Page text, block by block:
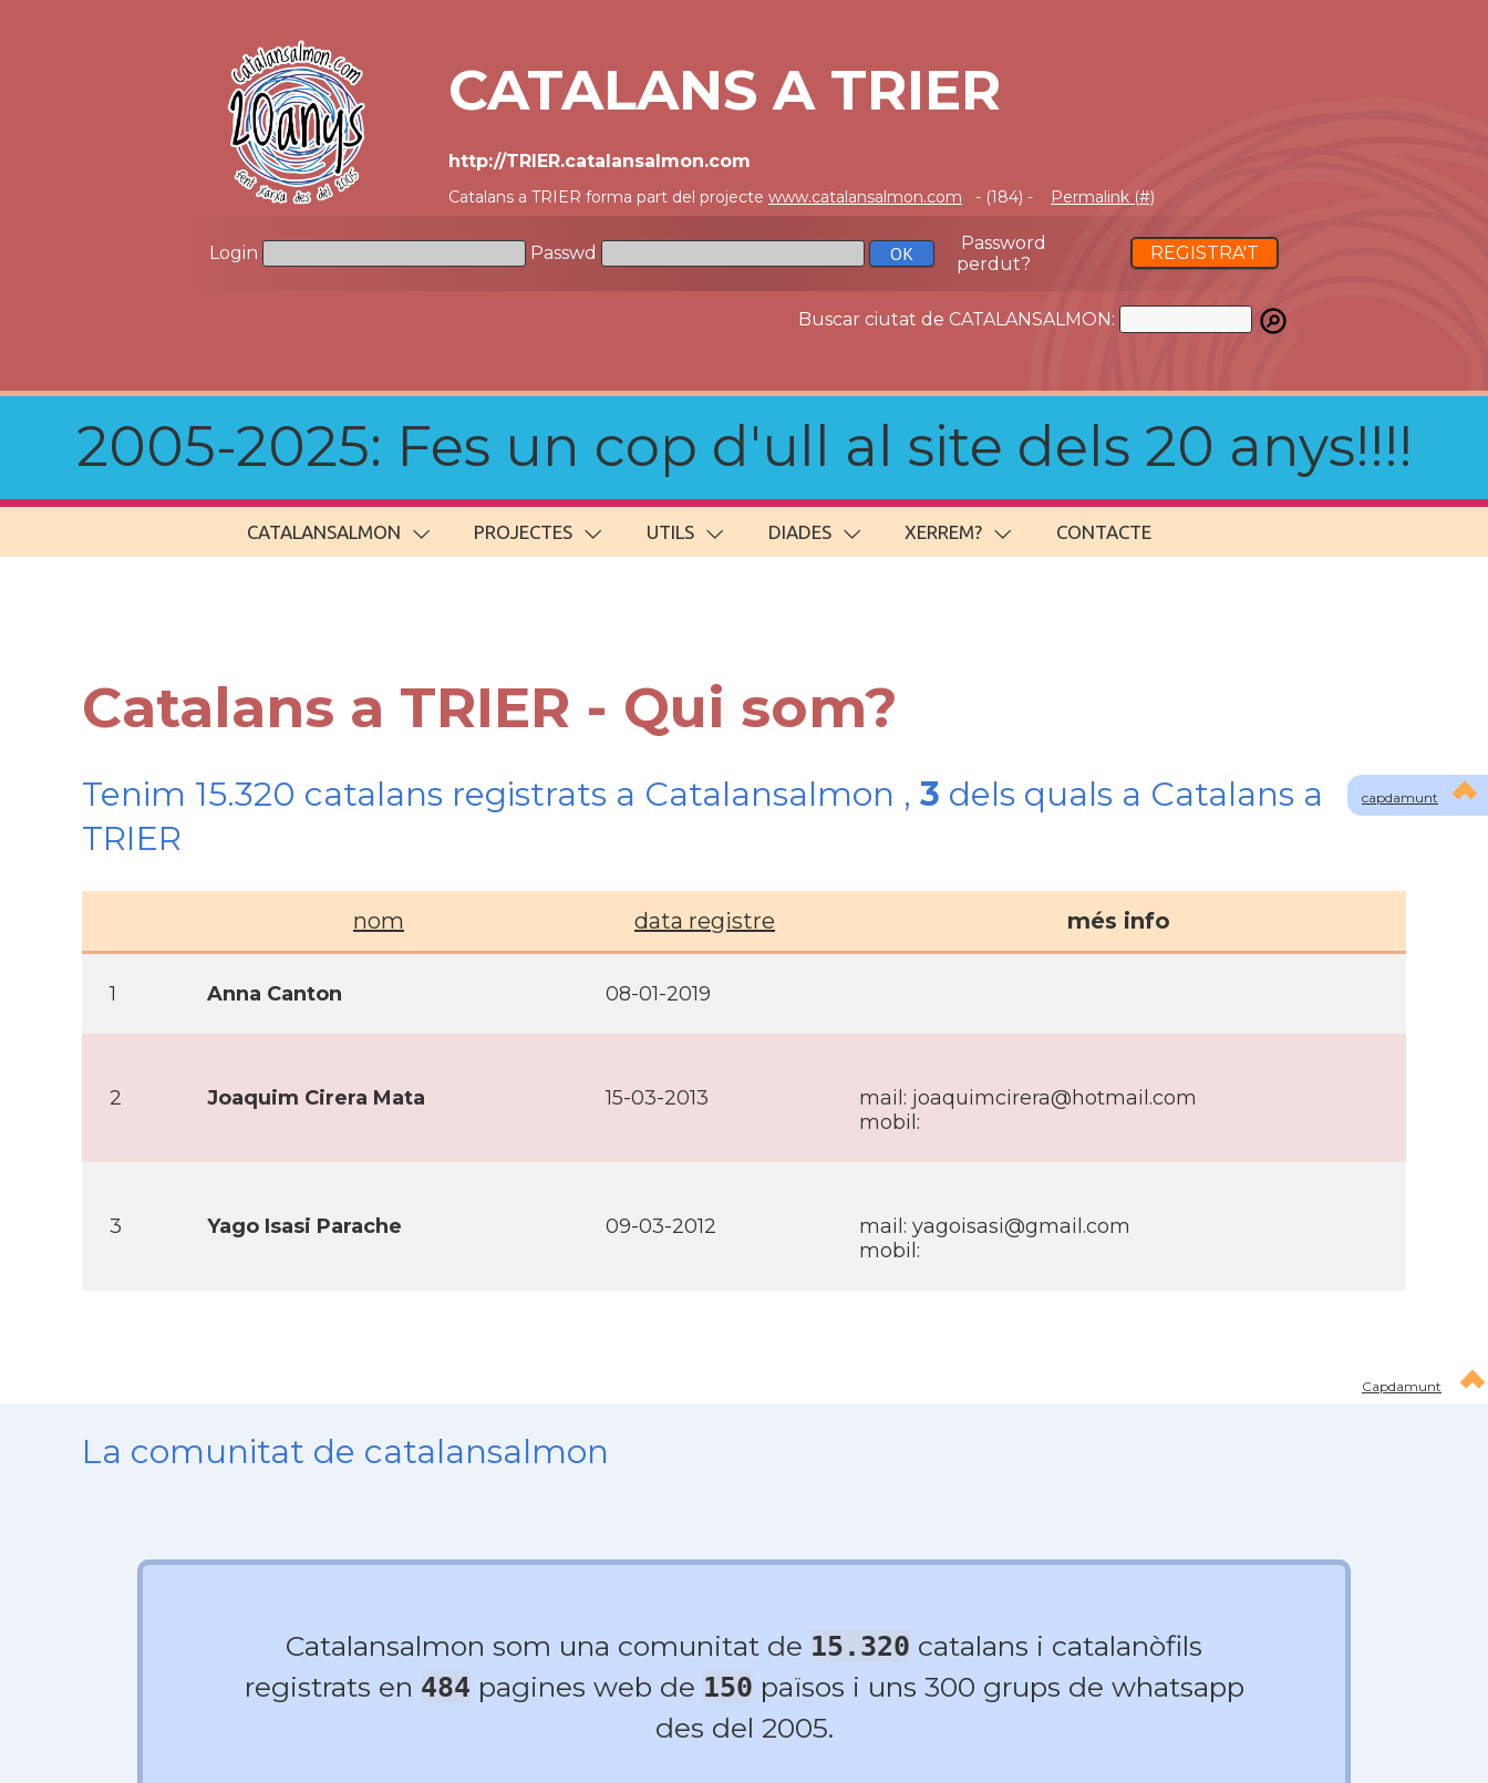
CATALANS A TRIER
http://TRIER.catalansalmon.com
Catalans a TRIER forma part del projecte www.catalansalmon.com - (184) - Permalink (#)
Login Passwd
Password
perdut?
REGISTRA'T
Buscar ciutat de CATALANSALMON:
2005-2025: Fes un cop d'ull al site dels 20 anys!!!!
CATALANSALMON PROJECTES UTILS DIADES XERREM? CONTACTE
capdamunt
Catalans a TRIER - Qui som?
Tenim 15.320 catalans registrats a Catalansalmon , 3 dels quals a Catalans a
TRIER
nom data registre més info
1 Anna Canton 08-01-2019
2 Joaquim Cirera Mata 15-03-2013
mail: joaquimcirera@hotmail.com
mobil:
3 Yago Isasi Parache 09-03-2012
mail: yagoisasi@gmail.com
mobil:
Capdamunt
La comunitat de catalansalmon
Catalansalmon som una comunitat de 15.320 catalans i catalanòfils
registrats en 484 pagines web de 150 països i uns 300 grups de whatsapp
des del 2005.